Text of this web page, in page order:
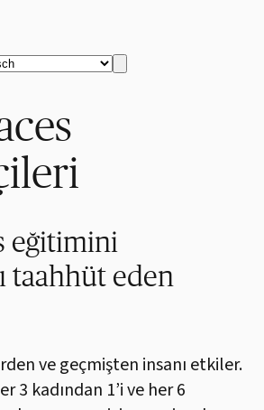
eğitimini
taahhüt eden
ve geçmişten insanı etkiler.
3 kadından 1’i ve her 6